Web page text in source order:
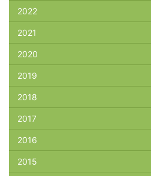
2022
2021
2020
2019
2018
2017
2016
2015